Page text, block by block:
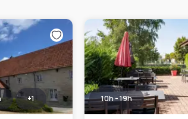
+1 10h - 19h